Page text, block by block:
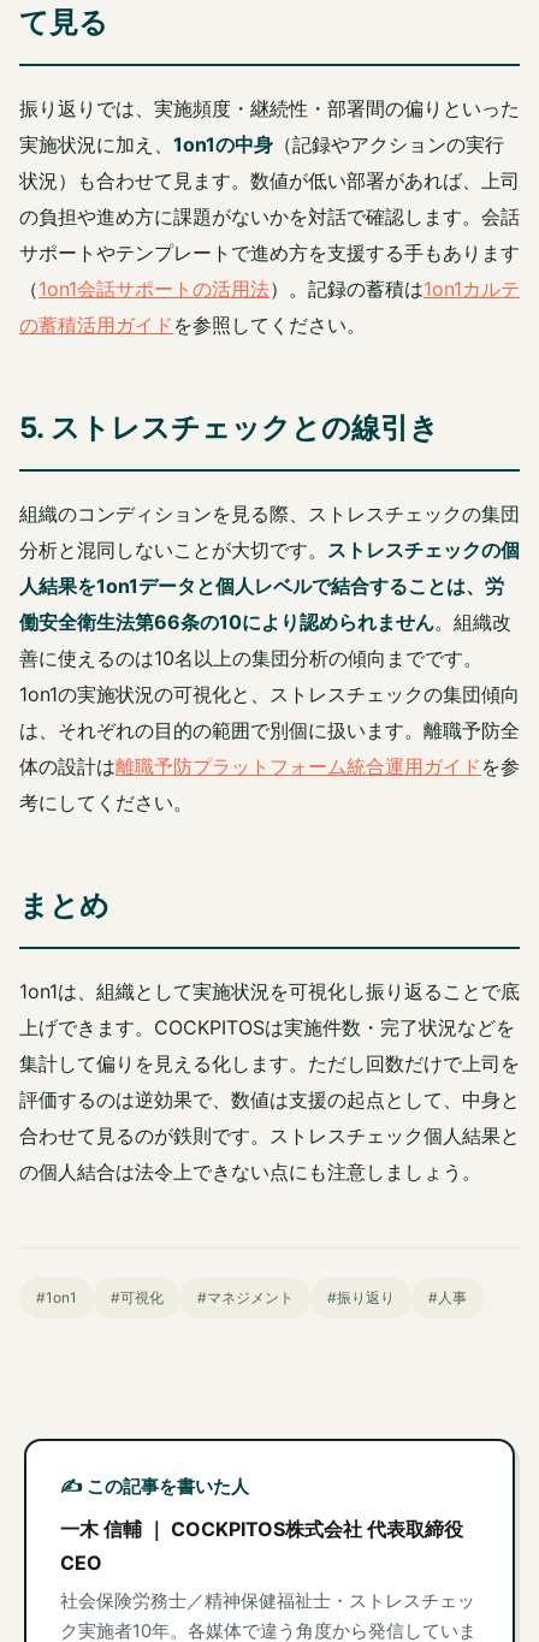
て見る
振り返りでは、実施頻度・継続性・部署間の偏りといった
実施状況に加え、 1on1の中身 （記録やアクションの実行
状況）も合わせて見ます。数値が低い部署があれば、上司
の負担や進め方に課題がないかを対話で確認します。会話
サポートやテンプレートで進め方を支援する手もあります
（1on1会話サポートの活用法）。記録の蓄積は1on1カルテ
の蓄積活用ガイド を参照してください。
5. ストレスチェックとの線引き
組織のコンディションを見る際、ストレスチェックの集団
分析と混同しないことが大切です。 ストレスチェックの個
人結果を1on1データと個人レベルで結合することは、労
働安全衛生法第66条の10により認められません。組織改
善に使えるのは10名以上の集団分析の傾向までです。
1on1の実施状況の可視化と、ストレスチェックの集団傾向
は、それぞれの目的の範囲で別個に扱います。離職予防全
体の設計は離職予防プラットフォーム統合運用ガイド を参
考にしてください。
まとめ
1on1は、組織として実施状況を可視化し振り返ることで底
上げできます。COCKPITOSは実施件数・完了状況などを
集計して偏りを見える化します。ただし回数だけで上司を
評価するのは逆効果で、数値は支援の起点として、中身と
合わせて見るのが鉄則です。ストレスチェック個人結果と
の個人結合は法令上できない点にも注意しましょう。
#1on1 #可視化 #マネジメント #振り返り #人事
✍️ この記事を書いた人
一木 信輔 ｜ COCKPITOS株式会社 代表取締役
CEO
社会保険労務士／精神保健福祉士・ストレスチェッ
ク実施者10年。各媒体で違う角度から発信していま